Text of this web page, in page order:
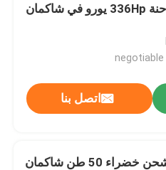
6x4 شاحنة 336Hp يورو في شاكمان
اتصل بنا
شاحنة شحن خضراء 50 طن شاكمان